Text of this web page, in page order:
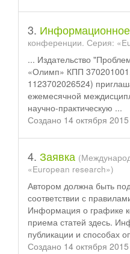
3.
конференции. Серия:
... Издательство
«Олимп» КПП
1123702026524)
ежемесячной
научно-практическую ...
Создано 14 октября 2015
4. Заявка
«European research»)
Автором должна быть
соответствии с
Информация о графике
приема статей здесь.
публикации и способах
Создано 14 октября 2015